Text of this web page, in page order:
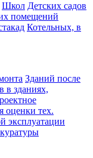
Школ Детских садов
помещений
Котельных, в
Зданий после
в зданиях,
оценки тех.
эксплуатации